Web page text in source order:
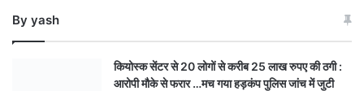
छिपाने
By yash
कियोस्क सेंटर से 20 लोगों से करीब 25 लाख रुपए की ठगी :
आरोपी मौके से फरार …मच गया हड़कंप पुलिस जांच में जुटी